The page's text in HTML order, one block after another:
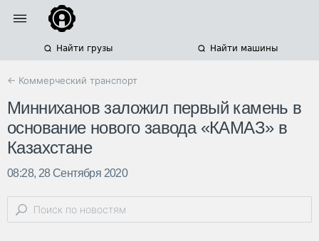
Найти грузы Найти машины
← Коммерческий транспорт
Минниханов заложил первый камень в
основание нового завода «КАМАЗ» в
Казахстане
08:28, 28 Сентября 2020